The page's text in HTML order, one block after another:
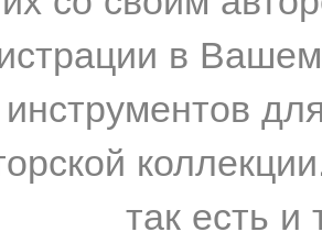
в
инструментов
так есть и